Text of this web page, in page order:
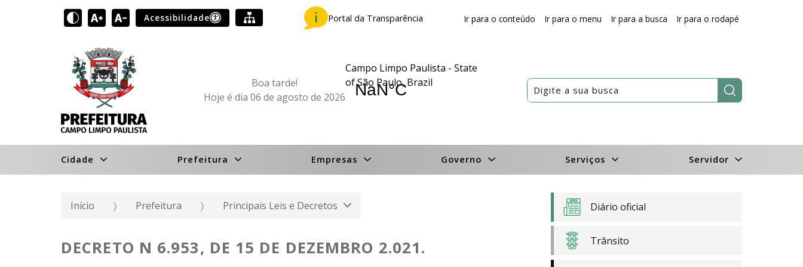
Acessibilidade Portal da Transparência Ir para o conteúdo Ir para o menu Ir para a busca Ir para o rodapé
Boa tarde!
Hoje é dia 06 de agosto de 2026
Campo Limpo Paulista - State
of São Paulo, Brazil
Pesquisar:
Cidade Prefeitura Empresas Governo Serviços Servidor
Início Prefeitura Principais Leis e Decretos
DECRETO N 6.953, DE 15 DE DEZEMBRO 2.021.
Diário oficial
Trânsito